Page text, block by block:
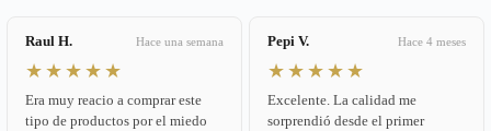
Raul H. Hace una semana
★★★★★
Era muy reacio a comprar este
tipo de productos por el miedo
Pepi V. Hace 4 meses
★★★★★
Excelente. La calidad me
sorprendió desde el primer